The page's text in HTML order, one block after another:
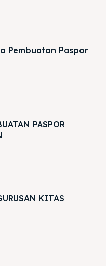
Pembuatan Paspor
PASPOR
KITAS